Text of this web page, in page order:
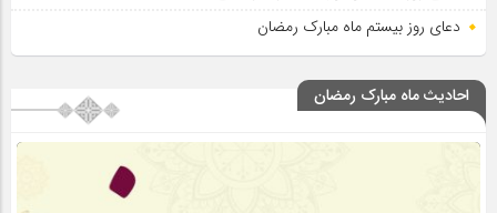
دعای روز بیستم ماه مبارک رمضان
احادیث ماه مبارک رمضان